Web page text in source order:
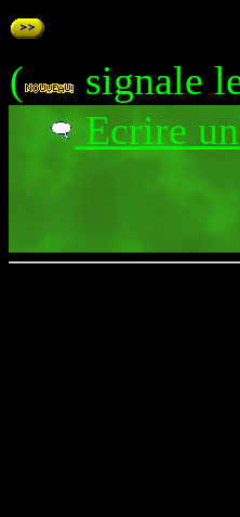
(
signale
Ecrire